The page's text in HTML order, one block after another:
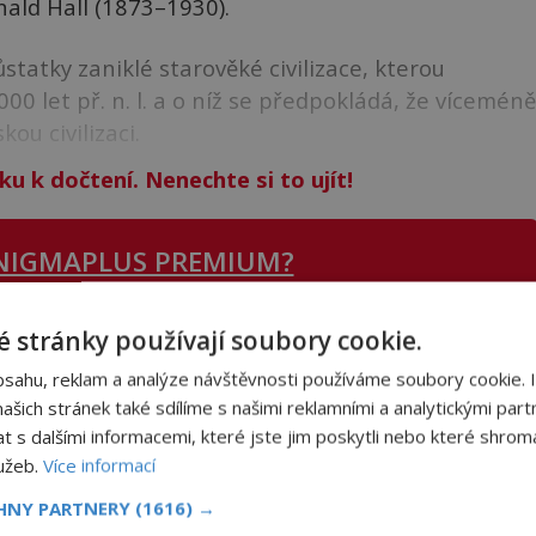
Hall (1873–1930).
zaniklé starověké civilizace, kterou
let př. n. l. a o níž se předpokládá, že víceméně
civilizaci.
k dočtení. Nenechte si to ujít!
PREMIUM?
našímPremiumčtenářem aodemkněte
itisícedalšíchskvělých článků.
nás obdržíte i celou řadu hodnotných bonusů !
ODEMKNOUT ČLÁNEK
stránky používají soubory cookie.
reklam a analýze návštěvnosti používáme soubory cookie.
stránek také sdílíme s našimi reklamními a analytickými
s dalšími informacemi, které jste jim poskytli nebo které
Více informací
PARTNERY (1616) →